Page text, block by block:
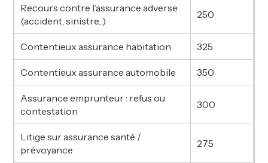
Recours contre l’assurance adverse
(accident, sinistre...)
250
Contentieux assurance habitation 325
Contentieux assurance automobile 350
Assurance emprunteur : refus ou
contestation
300
Litige sur assurance santé /
prévoyance
275